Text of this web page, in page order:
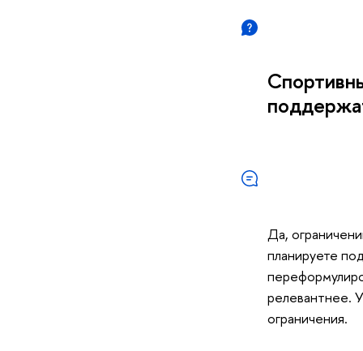
Да,
планируете
релевантнее.
ограничения.